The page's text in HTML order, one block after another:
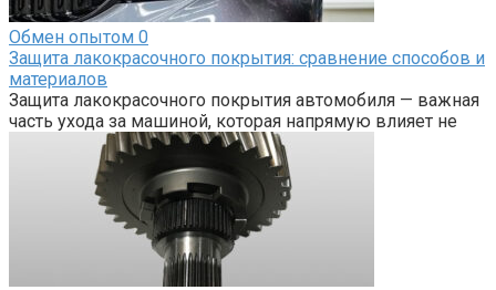
Обмен опытом 0
Защита лакокрасочного покрытия: сравнение способов и
материалов
Защита лакокрасочного покрытия автомобиля — важная
часть ухода за машиной, которая напрямую влияет не